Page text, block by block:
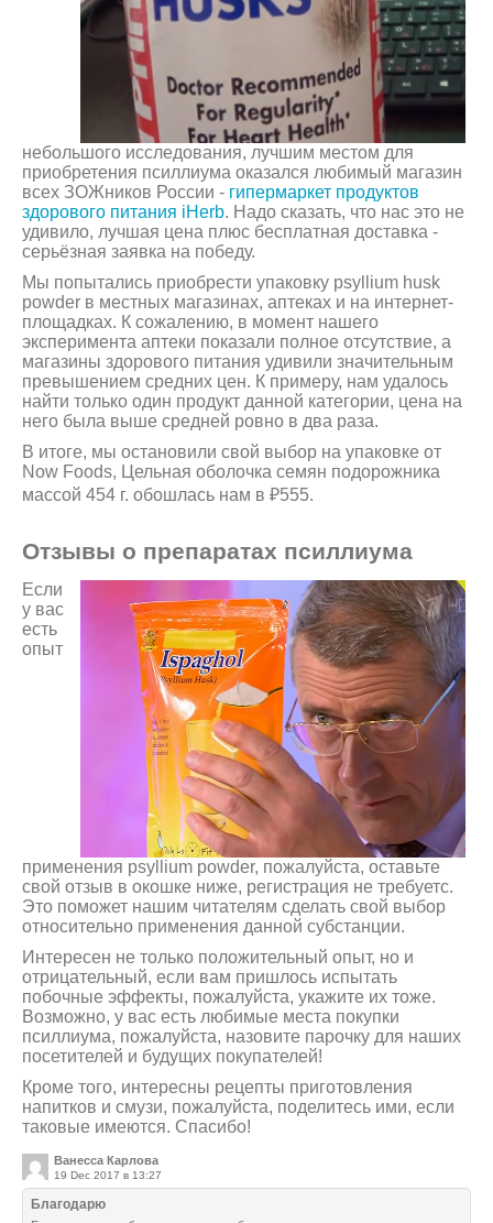
небольшого исследования, лучшим местом для
приобретения псиллиума оказался любимый магазин
всех ЗОЖников России - гипермаркет продуктов
здорового питания iHerb. Надо сказать, что нас это не
удивило, лучшая цена плюс бесплатная доставка -
серьёзная заявка на победу.
Мы попытались приобрести упаковку psyllium husk
powder в местных магазинах, аптеках и на интернет-
площадках. К сожалению, в момент нашего
эксперимента аптеки показали полное отсутствие, а
магазины здорового питания удивили значительным
превышением средних цен. К примеру, нам удалось
найти только один продукт данной категории, цена на
него была выше средней ровно в два раза.
В итоге, мы остановили свой выбор на упаковке от
Now Foods, Цельная оболочка семян подорожника
массой 454 г. обошлась нам в ₽555.
Отзывы о препаратах псиллиума
Если
у вас
есть
опыт
применения psyllium powder, пожалуйста, оставьте
свой отзыв в окошке ниже, регистрация не требуетс.
Это поможет нашим читателям сделать свой выбор
относительно применения данной субстанции.
Интересен не только положительный опыт, но и
отрицательный, если вам пришлось испытать
побочные эффекты, пожалуйста, укажите их тоже.
Возможно, у вас есть любимые места покупки
псиллиума, пожалуйста, назовите парочку для наших
посетителей и будущих покупателей!
Кроме того, интересны рецепты приготовления
напитков и смузи, пожалуйста, поделитесь ими, если
таковые имеются. Спасибо!
Ванесса Карлова
19 Dec 2017 в 13:27
Благодарю